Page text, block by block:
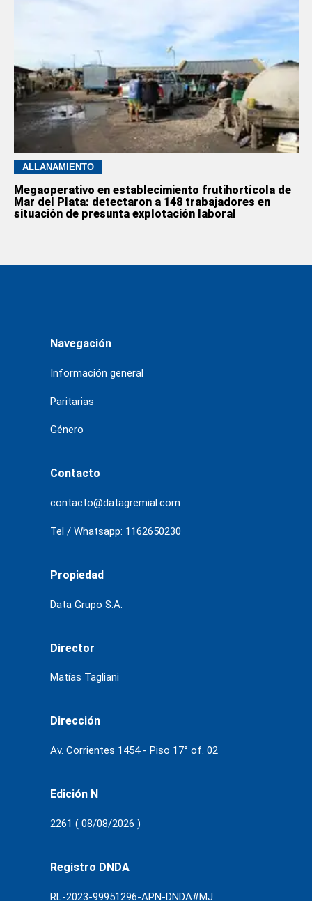
ALLANAMIENTO
Megaoperativo en establecimiento frutihortícola de
Mar del Plata: detectaron a 148 trabajadores en
situación de presunta explotación laboral
Navegación
Información general
Paritarias
Género
Contacto
contacto@datagremial.com
Tel / Whatsapp: 1162650230
Propiedad
Data Grupo S.A.
Director
Matías Tagliani
Dirección
Av. Corrientes 1454 - Piso 17° of. 02
Edición N
2261 ( 08/08/2026 )
Registro DNDA
RL-2023-99951296-APN-DNDA#MJ